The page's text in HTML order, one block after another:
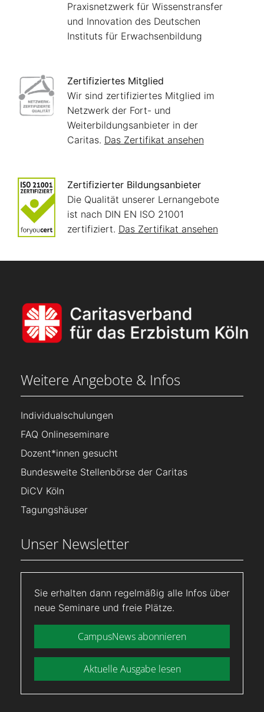
Praxisnetzwerk für Wissenstransfer
und Innovation des Deutschen
Instituts für Erwachsenbildung
Zertifiziertes Mitglied
Wir sind zertifiziertes Mitglied im
Netzwerk der Fort- und
Weiterbildungsanbieter in der
Caritas. Das Zertifikat ansehen
Zertifizierter Bildungsanbieter
Die Qualität unserer Lernangebote
ist nach DIN EN ISO 21001
zertifiziert. Das Zertifikat ansehen
Weitere Angebote & Infos
Individualschulungen
FAQ Onlineseminare
Dozent*innen gesucht
Bundesweite Stellenbörse der Caritas
DiCV Köln
Tagungshäuser
Unser Newsletter
Sie erhalten dann regelmäßig alle Infos über
neue Seminare und freie Plätze.
CampusNews abonnieren
Aktuelle Ausgabe lesen